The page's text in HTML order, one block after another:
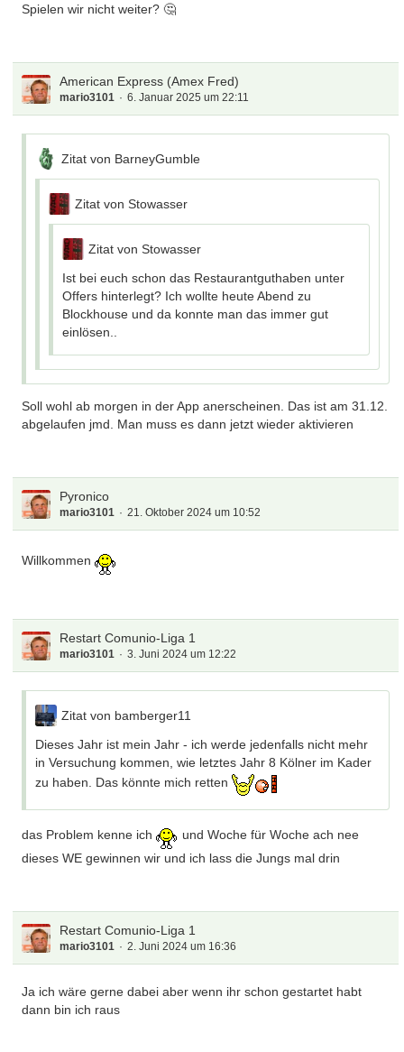
Spielen wir nicht weiter? 🤔
American Express (Amex Fred)
mario3101 6. Januar 2025 um 22:11
Zitat von BarneyGumble
Zitat von Stowasser
Zitat von Stowasser
Ist bei euch schon das Restaurantguthaben unter
Offers hinterlegt? Ich wollte heute Abend zu
Blockhouse und da konnte man das immer gut
einlösen..
Soll wohl ab morgen in der App anerscheinen. Das ist am 31.12.
abgelaufen jmd. Man muss es dann jetzt wieder aktivieren
Pyronico
mario3101 21. Oktober 2024 um 10:52
Willkommen
Restart Comunio-Liga 1
mario3101 3. Juni 2024 um 12:22
Zitat von bamberger11
Dieses Jahr ist mein Jahr - ich werde jedenfalls nicht mehr
in Versuchung kommen, wie letztes Jahr 8 Kölner im Kader
zu haben. Das könnte mich retten
das Problem kenne ich
und Woche für Woche ach nee
dieses WE gewinnen wir und ich lass die Jungs mal drin
Restart Comunio-Liga 1
mario3101 2. Juni 2024 um 16:36
Ja ich wäre gerne dabei aber wenn ihr schon gestartet habt
dann bin ich raus